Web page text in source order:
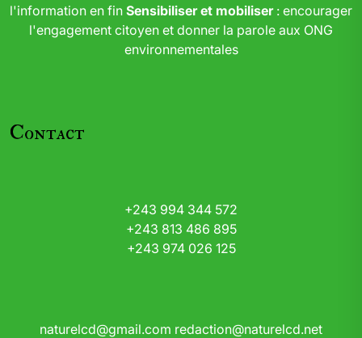
l'information en fin Sensibiliser et mobiliser: encourager
l'engagement citoyen et donner la parole aux ONG
environnementales
Contact
+243 994 344 572
+243 813 486 895
+243 974 026 125
naturelcd@gmail.com redaction@naturelcd.net